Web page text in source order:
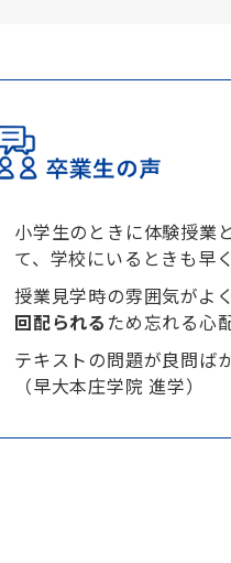
小学生のときに体験授業
て、学校にいるときも早
授業見学時の雰囲気がよ
回配られる ため忘れる心
テキストの問題が良問ば
（早大本庄学院 進学）